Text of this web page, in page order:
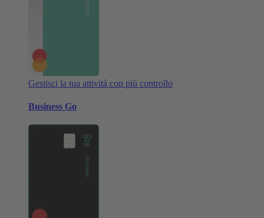
Gestisci la tua attività con più controllo
Business Go